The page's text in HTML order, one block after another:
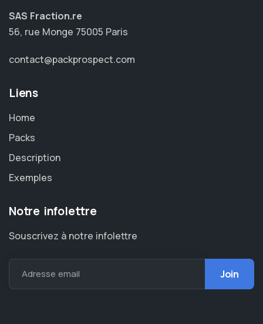
SAS Fraction.re
56, rue Monge 75005 Paris
contact@packprospect.com
Liens
Home
Packs
Description
Exemples
Notre infolettre
Souscrivez à notre infolettre
Adresse email